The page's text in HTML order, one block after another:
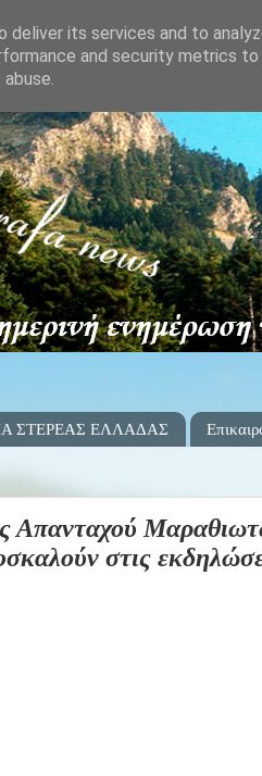
ΣΤΕΡΕΑΣ ΕΛΛΑΔΑΣ
Απανταχού
στις
its services and to
and security metrics